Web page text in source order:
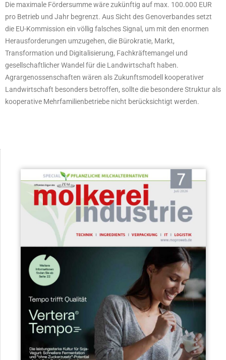
Die maximale Fördersumme wäre zukünftig auf max. 100.000 EUR
pro Betrieb und Jahr begrenzt. Aus Sicht des Genoverbandes setzt
die EU-Kommission ein völlig falsches Signal, um mit den enormen
Herausforderungen umzugehen, die Bürokratie, Markt,
Transformation und Digitalisierung, Fachkräftemangel und
gesellschaftlicher Wandel für die Landwirtschaft haben.
Agrargenossenschaften wären als Zukunftsmodell kooperativer
Landwirtschaft besonders betroffen, sollte die besondere Struktur als
kooperative Mehrfamilienbetriebe nicht berücksichtigt werden.